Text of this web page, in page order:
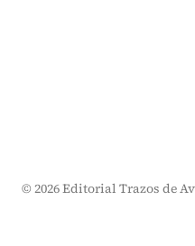
© 2026 Editorial Trazos de